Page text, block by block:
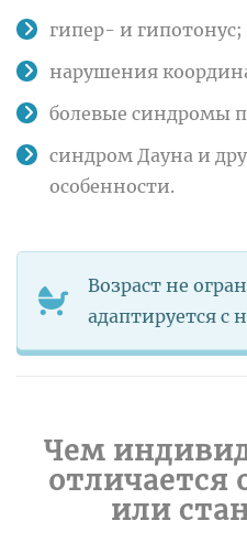
гипер- и гипотонус;
нарушения
болевые синдромы
синдром Дауна и
особенности.
Возраст не
адаптируется с
Чем
отличается
или